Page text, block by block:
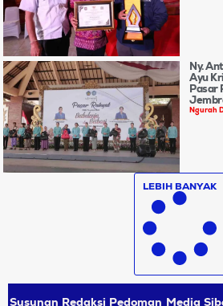
Ny.
Ayu
Pasar
Ngurah
LEBIH BANYAK
Susunan Redaksi Pedoman Media